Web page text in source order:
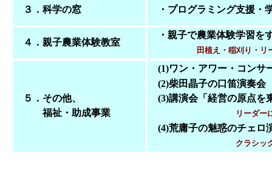
３．科学の窓 ・プログラミング支援・
４．親子農業体験教室
・親子で農業体験学習を
田植え・稲刈り・リ
５．その他、
福祉・助成事業
(1)ワン・アワー・コンサ
(2)柴田晶子の口笛演奏会
(3)講演会「経営の原点を
リーダー
(4)荒庸子の魅惑のチェロ
クラシッ